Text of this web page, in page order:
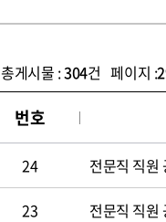
총게시물 :304건 페이지 :
번호
24 전문직 직원
23 전문직 직원